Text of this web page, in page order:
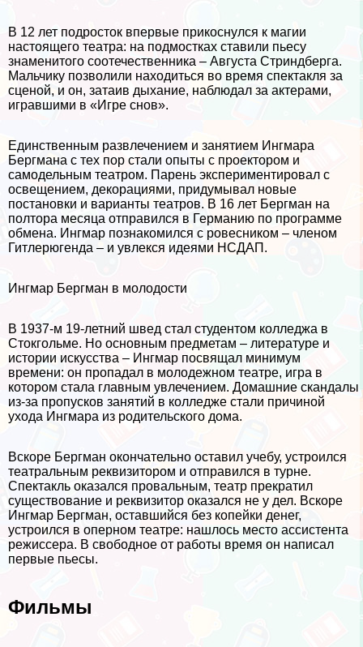
В 12 лет подросток впервые прикоснулся к магии
настоящего театра: на подмостках ставили пьесу
знаменитого соотечественника – Августа Стриндберга.
Мальчику позволили находиться во время спектакля за
сценой, и он, затаив дыхание, наблюдал за актерами,
игравшими в «Игре снов».
Единственным развлечением и занятием Ингмара
Бергмана с тех пор стали опыты с проектором и
самодельным театром. Парень экспериментировал с
освещением, декорациями, придумывал новые
постановки и варианты театров. В 16 лет Бергман на
полтора месяца отправился в Германию по программе
обмена. Ингмар познакомился с ровесником – члeном
Гитлерюгенда – и увлекся идеями НСДАП.
Ингмар Бергман в молодости
В 1937-м 19-летний швед стал студентом колледжа в
Стокгольме. Но основным предметам – литературе и
истории искусства – Ингмар посвящал минимум
времени: он пропадал в молодежном театре, игра в
котором стала главным увлечением. Домашние скандалы
из-за пропусков занятий в колледже стали причиной
ухода Ингмара из родительского дома.
Вскоре Бергман окончательно оставил учебу, устроился
театральным реквизитором и отправился в турне.
Спектакль оказался провальным, театр прекратил
существование и реквизитор оказался не у дел. Вскоре
Ингмар Бергман, оставшийся без копейки денег,
устроился в оперном театре: нашлось место ассистента
режиссера. В свободное от работы время он написал
первые пьесы.
Фильмы